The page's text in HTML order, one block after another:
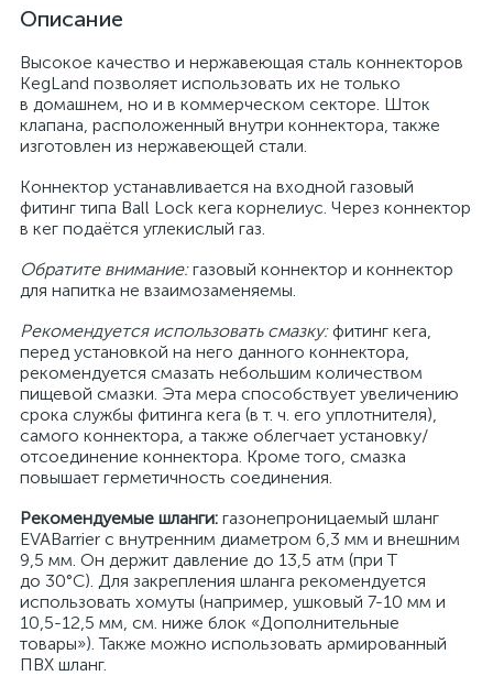
Описание
Высокое качество и нержавеющая сталь коннекторов
KegLand позволяет использовать их не только
в домашнем, но и в коммерческом секторе. Шток
клапана, расположенный внутри коннектора, также
изготовлен из нержавеющей стали.
Коннектор устанавливается на входной газовый
фитинг типа Ball Lock кега корнелиус. Через коннектор
в кег подаётся углекислый газ.
Обратите внимание:газовый коннектор и коннектор
для напитка не взаимозаменяемы.
Рекомендуется использовать смазку:фитинг кега,
перед установкой на него данного коннектора,
рекомендуется смазать небольшим количеством
пищевой смазки. Эта мера способствует увеличению
срока службы фитинга кега (в т. ч. его уплотнителя),
самого коннектора, а также облегчает установку/
отсоединение коннектора. Кроме того, смазка
повышает герметичность соединения.
Рекомендуемые шланги: газонепроницаемый шланг
EVABarrier с внутренним диаметром 6,3 мм и внешним
9,5 мм. Он держит давление до 13,5 атм (при Т
до 30°С). Для закрепления шланга рекомендуется
использовать хомуты (например, ушковый 7-10 мм и
10,5-12,5 мм, см. ниже блок «Дополнительные
товары»). Также можно использовать армированный
ПВХ шланг.